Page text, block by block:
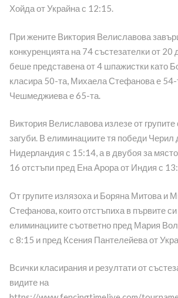
Хойда от Украйна с 12:15.
При жените Виктория Велиславова
конкуренцията на 74 състезателки от 20
беше представена от 4 шпажистки като
класира 50-та, Михаела Стефанова е 54-
Чешмеджиева е 65-та.
Виктория Велиславова излезе от
загуби. В елиминациите тя победи Черил
Нидерландия с 15:14, а в двубоя за
16 отстъпи пред Ена Арора от Индия с
От групите излязоха и Боряна Митова и
Стефанова, които отстъпиха в първите
елиминациите съответно пред Мария
с 8:15 и пред Ксения Пантелейева от
Всички класирания и резултати от
видите на